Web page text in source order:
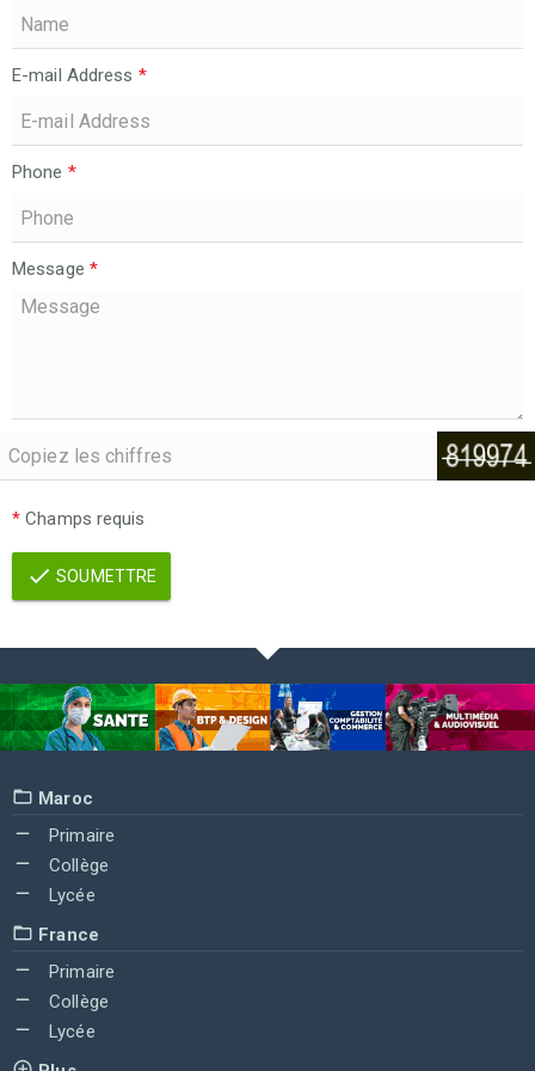
E-mail Address *
Phone *
Message *
* Champs requis
SOUMETTRE
Maroc
Primaire
Collège
Lycée
France
Primaire
Collège
Lycée